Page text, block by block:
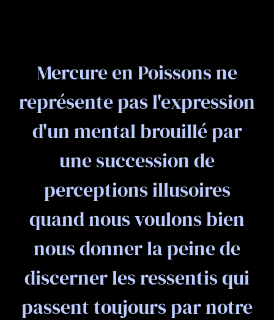
Mercure en Poissons ne
représente pas l'expression
d'un mental brouillé par
une succession de
perceptions illusoires
quand nous voulons bien
nous donner la peine de
discerner les ressentis qui
passent toujours par notre